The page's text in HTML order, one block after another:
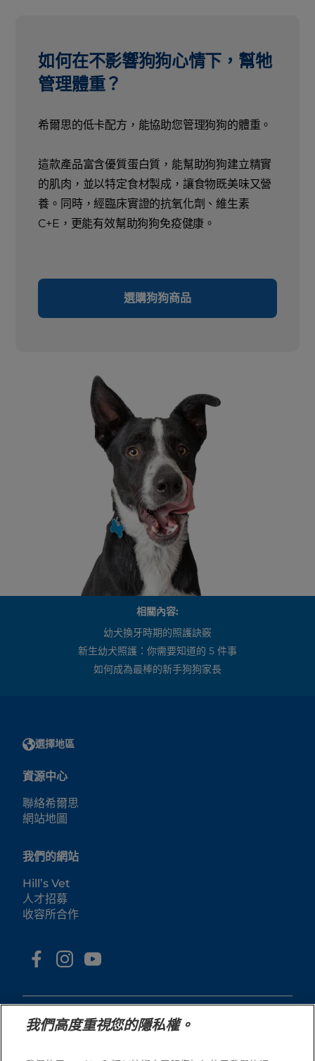
如何在不影響狗狗心情下，幫牠
管理體重？
希爾思的低卡配方，能協助您管理狗狗的體重。
這款產品富含優質蛋白質，能幫助狗狗建立精實
的肌肉，並以特定食材製成，讓食物既美味又營
養。同時，經臨床實證的抗氧化劑、維生素
C+E，更能有效幫助狗狗免疫健康。
選購狗狗商品
相關內容:
幼犬換牙時期的照護訣竅
新生幼犬照護：你需要知道的 5 件事
如何成為最棒的新手狗狗家長
選擇地區
資源中心
聯絡希爾思
網站地圖
我們的網站
Hill’s Vet
人才招募
收容所合作
我們高度重視您的隱私權。